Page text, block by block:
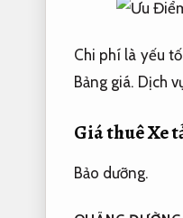
Chi phí là yếu
Bảng giá. Dịch
Giá thuê Xe
Bảo dưỡng.